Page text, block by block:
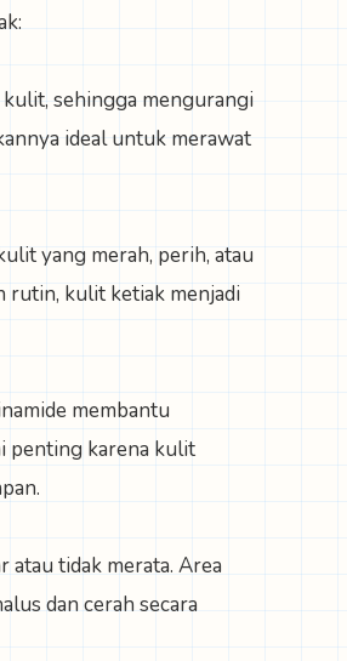
sehingga mengurangi
ideal untuk merawat
yang merah, perih, atau
rutin, kulit ketiak menjadi
membantu
penting karena kulit
tidak merata. Area
dan cerah secara